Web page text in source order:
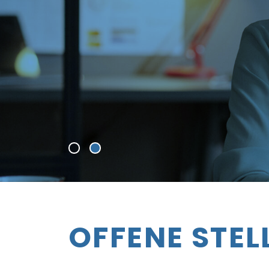
OFFENE